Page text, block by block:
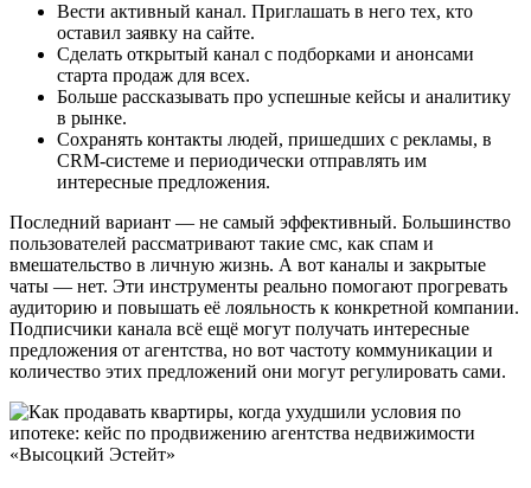
Вести активный канал. Приглашать в него тех, кто
оставил заявку на сайте.
Сделать открытый канал с подборками и анонсами
старта продаж для всех.
Больше рассказывать про успешные кейсы и аналитику
в рынке.
Сохранять контакты людей, пришедших с рекламы, в
CRM-системе и периодически отправлять им
интересные предложения.
Последний вариант — не самый эффективный. Большинство
пользователей рассматривают такие смс, как спам и
вмешательство в личную жизнь. А вот каналы и закрытые
чаты — нет. Эти инструменты реально помогают прогревать
аудиторию и повышать её лояльность к конкретной компании.
Подписчики канала всё ещё могут получать интересные
предложения от агентства, но вот частоту коммуникации и
количество этих предложений они могут регулировать сами.